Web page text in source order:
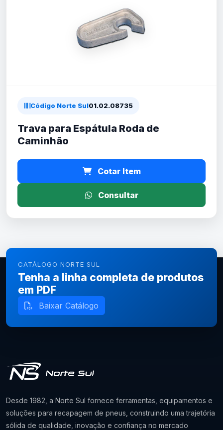
Código Norte Sul01.02.08735
Trava para Espátula Roda de
Caminhão
Cotar Item
Consultar
CATÁLOGO NORTE SUL
Tenha a linha completa de produtos
em PDF
Baixar Catálogo
Desde 1982, a Norte Sul fornece ferramentas, equipamentos e
soluções para recapagem de pneus, construindo uma trajetória
sólida de qualidade, inovação e confiança no mercado